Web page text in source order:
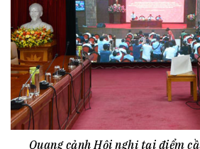
Quang cảnh Hội nghị tại điểm